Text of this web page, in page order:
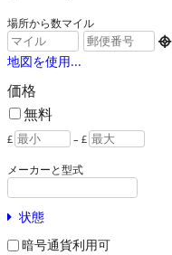
場所から数マイル

地図を使用...
価格
無料
£ – £
メーカーと型式
状態
暗号通貨利用可